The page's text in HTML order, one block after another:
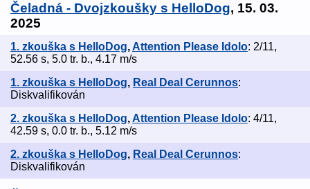
Čeladná - Dvojzkoušky s HelloDog, 15. 03.
2025
1. zkouška s HelloDog,Attention Please Idolo: 2/11,
52.56 s, 5.0 tr. b., 4.17 m/s
1. zkouška s HelloDog, Real Deal Cerunnos:
Diskvalifikován
2. zkouška s HelloDog,Attention Please Idolo: 4/11,
42.59 s, 0.0 tr. b., 5.12 m/s
2. zkouška s HelloDog, Real Deal Cerunnos:
Diskvalifikován